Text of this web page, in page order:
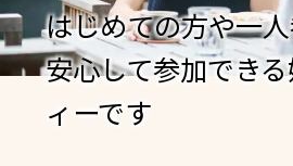
はじめての方や一
安心して参加でき
ィーです